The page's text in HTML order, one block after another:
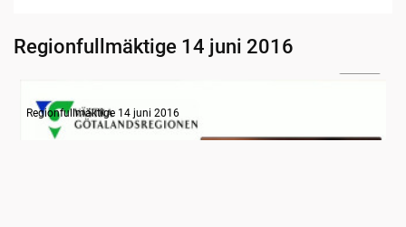
Regionfullmäktige 14 juni 2016
Information
Regionfullmäktige 14 juni 2016